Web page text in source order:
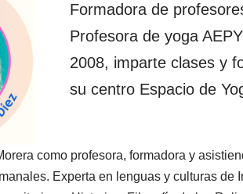
Formadora de
Profesora de yoga
2008, imparte clases y
su centro Espacio de
como profesora, formadora y
Experta en lenguas y culturas de